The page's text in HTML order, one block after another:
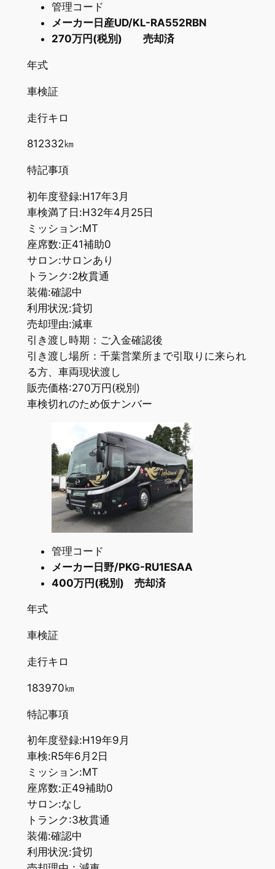
管理コード
メーカー日産UD/KL-RA552RBN
270万円(税別) 売却済
年式
車検証
走行キロ
812332㎞
特記事項
初年度登録:H17年3月
車検満了日:H32年4月25日
ミッション:MT
座席数:正41補助0
サロン:サロンあり
トランク:2枚貫通
装備:確認中
利用状況:貸切
売却理由:減車
引き渡し時期：ご入金確認後
引き渡し場所：千葉営業所まで引取りに来られ
る方、車両現状渡し
販売価格:270万円(税別)
車検切れのため仮ナンバー
管理コード
メーカー日野/PKG-RU1ESAA
400万円(税別) 売却済
年式
車検証
走行キロ
183970㎞
特記事項
初年度登録:H19年9月
車検:R5年6月2日
ミッション:MT
座席数:正49補助0
サロン:なし
トランク:3枚貫通
装備:確認中
利用状況:貸切